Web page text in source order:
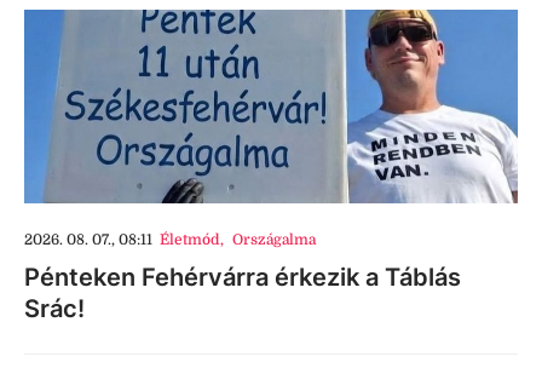
2026. 08. 07., 08:11 Életmód, Országalma
Pénteken Fehérvárra érkezik a Táblás
Srác!